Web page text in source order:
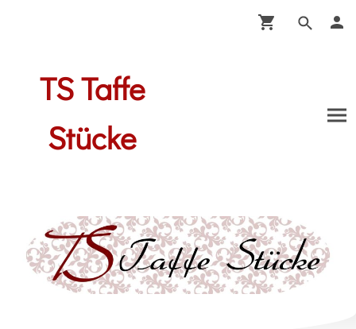
TS Taffe
Stücke